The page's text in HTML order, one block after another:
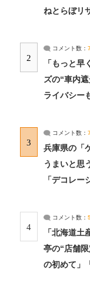
ねとらぼリ
2
コメント数：
「もっと
ズの“車内
ライバシー
3
コメント数：
兵庫県の「
うまいと思
「デコレー
4
コメント数：
「北海道
亭の“店舗
の初めて」